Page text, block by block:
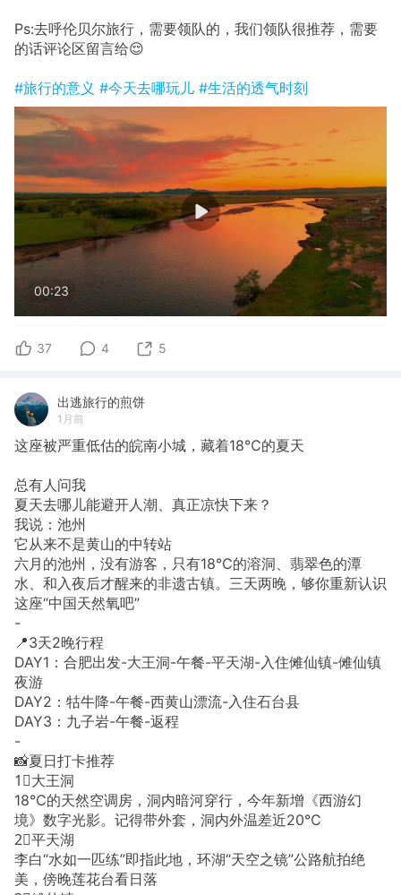
Ps:去呼伦贝尔旅行，需要领队的，我们领队很推荐，需要
的话评论区留言给😌
#旅行的意义 #今天去哪玩儿 #生活的透气时刻
00:23
37 4 5
出逃旅行的煎饼
1月前
这座被严重低估的皖南小城，藏着18℃的夏天
总有人问我
夏天去哪儿能避开人潮、真正凉快下来？
我说：池州
它从来不是黄山的中转站
六月的池州，没有游客，只有18℃的溶洞、翡翠色的潭
水、和入夜后才醒来的非遗古镇。三天两晚，够你重新认识
这座“中国天然氧吧”
-
📍3天2晚行程
DAY1：合肥出发-大王洞-午餐-平天湖-入住傩仙镇-傩仙镇
夜游
DAY2：牯牛降-午餐-西黄山漂流-入住石台县
DAY3：九子岩-午餐-返程
-
📸夏日打卡推荐
1⃣️大王洞
18℃的天然空调房，洞内暗河穿行，今年新增《西游幻
境》数字光影。记得带外套，洞内外温差近20℃
2⃣️平天湖
李白“水如一匹练”即指此地，环湖“天空之镜”公路航拍绝
美，傍晚莲花台看日落